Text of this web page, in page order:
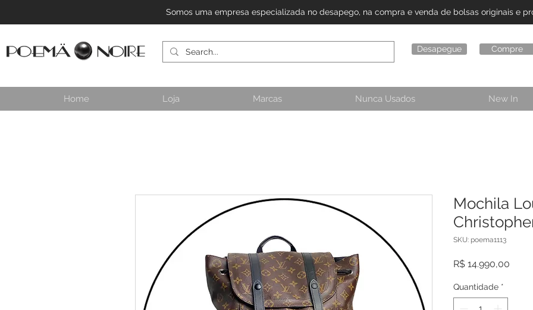
Somos uma empresa especializada no desapego, na compra e venda de bolsas originais e
Desapegue Compre
Home Loja Marcas Nunca Usados New In
Mochila
SKU: poema1113
R$ 14.990,00
Quantidade *